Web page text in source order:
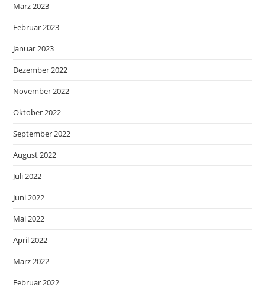
März 2023
Februar 2023
Januar 2023
Dezember 2022
November 2022
Oktober 2022
September 2022
August 2022
Juli 2022
Juni 2022
Mai 2022
April 2022
März 2022
Februar 2022